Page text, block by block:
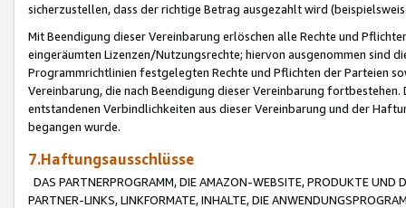
sicherzustellen, dass der richtige Betrag ausgezahlt wird
Mit Beendigung dieser Vereinbarung erlöschen alle Rechte und
eingeräumten Lizenzen/Nutzungsrechte; hiervon ausgenommen sind
Programmrichtlinien festgelegten Rechte und Pflichten der Parteien
Vereinbarung, die nach Beendigung dieser Vereinbarung
entstandenen Verbindlichkeiten aus dieser Vereinbarung und der
begangen wurde.
7.Haftungsausschlüsse
DAS PARTNERPROGRAMM, DIE AMAZON-WEBSITE, PRODUKTE UND
PARTNER-LINKS, LINKFORMATE, INHALTE, DIE